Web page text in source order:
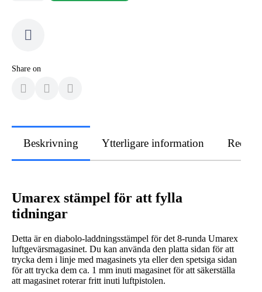
Share on
Beskrivning Ytterligare information
Umarex stämpel för att fylla
tidningar
Detta är en diabolo-laddningsstämpel för det 8-runda Umarex
luftgevärsmagasinet. Du kan använda den platta sidan för att
trycka dem i linje med magasinets yta eller den spetsiga sidan
för att trycka dem ca. 1 mm inuti magasinet för att säkerställa
att magasinet roterar fritt inuti luftpistolen.